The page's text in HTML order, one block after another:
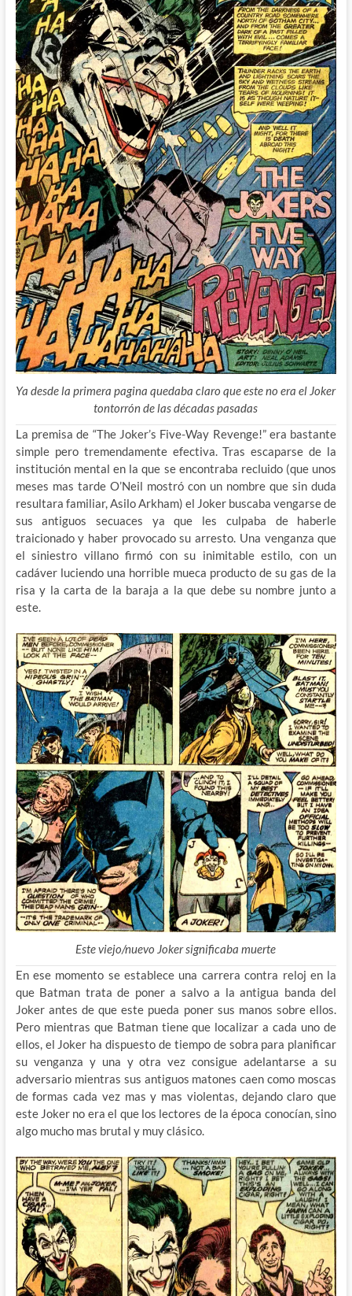
Ya desde la primera pagina quedaba claro que este no era el Joker
tontorrón de las décadas pasadas
La premisa de “The Joker’s Five-Way Revenge!” era bastante
simple pero tremendamente efectiva. Tras escaparse de la
institución mental en la que se encontraba recluido (que unos
meses mas tarde O’Neil mostró con un nombre que sin duda
resultara familiar, Asilo Arkham) el Joker buscaba vengarse de
sus antiguos secuaces ya que les culpaba de haberle
traicionado y haber provocado su arresto. Una venganza que
el siniestro villano firmó con su inimitable estilo, con un
cadáver luciendo una horrible mueca producto de su gas de la
risa y la carta de la baraja a la que debe su nombre junto a
este.
Este viejo/nuevo Joker significaba muerte
En ese momento se establece una carrera contra reloj en la
que Batman trata de poner a salvo a la antigua banda del
Joker antes de que este pueda poner sus manos sobre ellos.
Pero mientras que Batman tiene que localizar a cada uno de
ellos, el Joker ha dispuesto de tiempo de sobra para planificar
su venganza y una y otra vez consigue adelantarse a su
adversario mientras sus antiguos matones caen como moscas
de formas cada vez mas y mas violentas, dejando claro que
este Joker no era el que los lectores de la época conocían, sino
algo mucho mas brutal y muy clásico.